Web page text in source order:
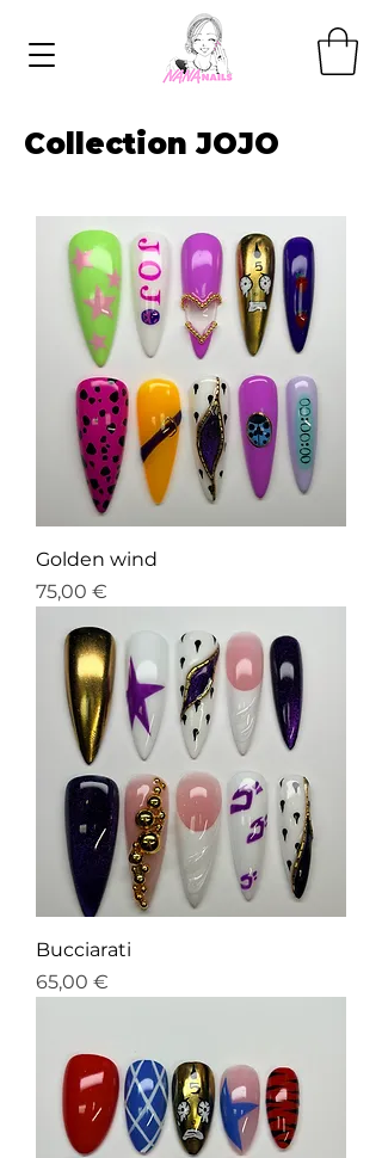
Collection JOJO
Golden wind
Prix
75,00 €
Bucciarati
Prix
65,00 €